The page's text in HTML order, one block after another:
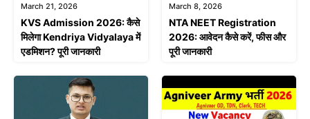
March 21, 2026
KVS Admission 2026: कैसे
मिलेगा Kendriya Vidyalaya में
एडमिशन? पूरी जानकारी
March 8, 2026
NTA NEET Registration
2026: आवेदन कैसे करें, फीस और
पूरी जानकारी